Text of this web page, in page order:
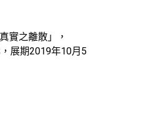
實之離散」，
展期2019年10月5